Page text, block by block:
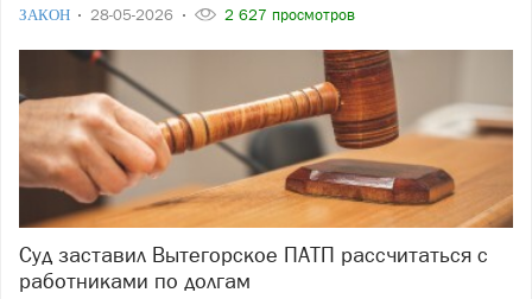
ЗАКОН 28-05-2026 2 627 просмотров
Суд заставил Вытегорское ПАТП рассчитаться с
работниками по долгам